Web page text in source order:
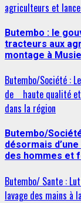
agriculteurs et
Butembo : le
tracteurs aux
montage à
Butembo/Société :
de haute qualité et
dans la région
Butembo/
désormais
des hommes et
Butembo/ Sante :
lavage des mains à